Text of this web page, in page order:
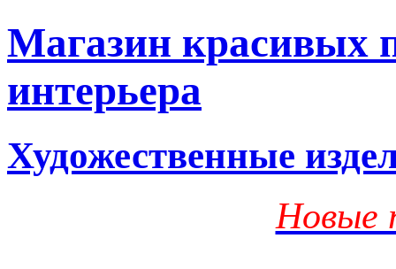
Магазин красивых
интерьера
Художественные
Новые